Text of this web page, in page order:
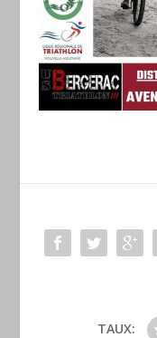
TAUX: